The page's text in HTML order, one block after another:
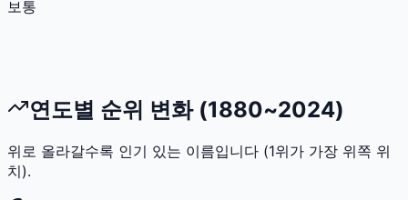
보통
연도별 순위 변화 (1880~2024)
위로 올라갈수록 인기 있는 이름입니다 (1위가 가장 위쪽 위
치).